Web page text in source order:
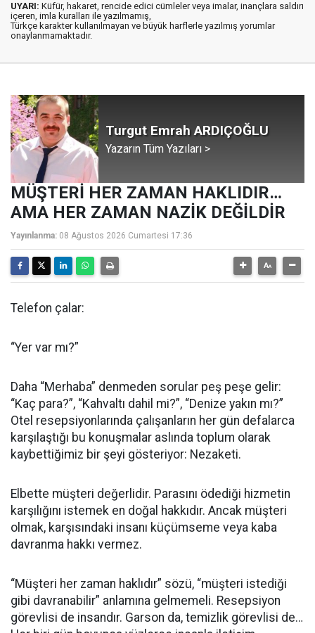
UYARI: Küfür, hakaret, rencide edici cümleler veya imalar, inançlara saldırı
içeren, imla kuralları ile yazılmamış,
Türkçe karakter kullanılmayan ve büyük harflerle yazılmış yorumlar
onaylanmamaktadır.
Turgut Emrah ARDIÇOĞLU
Yazarın Tüm Yazıları >
MÜŞTERİ HER ZAMAN HAKLIDIR…
AMA HER ZAMAN NAZİK DEĞİLDİR
Yayınlanma: 08 Ağustos 2026 Cumartesi 17:36
Telefon çalar:
“Yer var mı?”
Daha “Merhaba” denmeden sorular peş peşe gelir:
“Kaç para?”, “Kahvaltı dahil mi?”, “Denize yakın mı?”
Otel resepsiyonlarında çalışanların her gün defalarca
karşılaştığı bu konuşmalar aslında toplum olarak
kaybettiğimiz bir şeyi gösteriyor: Nezaketi.
Elbette müşteri değerlidir. Parasını ödediği hizmetin
karşılığını istemek en doğal hakkıdır. Ancak müşteri
olmak, karşısındaki insanı küçümseme veya kaba
davranma hakkı vermez.
“Müşteri her zaman haklıdır” sözü, “müşteri istediği
gibi davranabilir” anlamına gelmemeli. Resepsiyon
görevlisi de insandır. Garson da, temizlik görevlisi de…